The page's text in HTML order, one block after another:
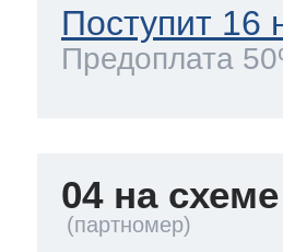
Поступит 16
Предоплата
04 на